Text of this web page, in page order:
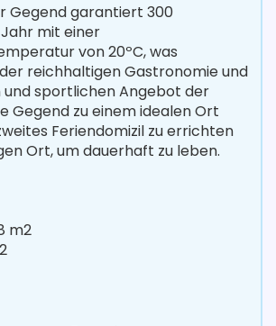
Gegend garantiert 300
mit einer
von 20ºC, was
reichhaltigen Gastronomie und
sportlichen Angebot der
Gegend zu einem idealen Ort
Feriendomizil zu errichten
Ort, um dauerhaft zu leben.
m2